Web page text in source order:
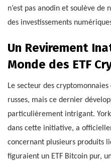
n’est pas anodin et soulève de
des investissements
Un Revirement
Monde des ETF
Le secteur des
russes, mais ce dernier
particulièrement intrigant.
dans cette initiative, a
concernant plusieurs produits
figuraient un ETF Bitcoin pur,